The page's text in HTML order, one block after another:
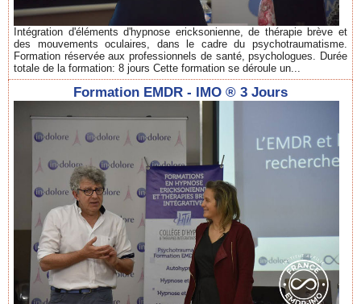
Intégration d'éléments d'hypnose ericksonienne, de thérapie brève et
des mouvements oculaires, dans le cadre du psychotraumatisme.
Formation réservée aux professionnels de santé, psychologues. Durée
totale de la formation: 8 jours Cette formation se déroule un...
Formation EMDR - IMO ® 3 Jours